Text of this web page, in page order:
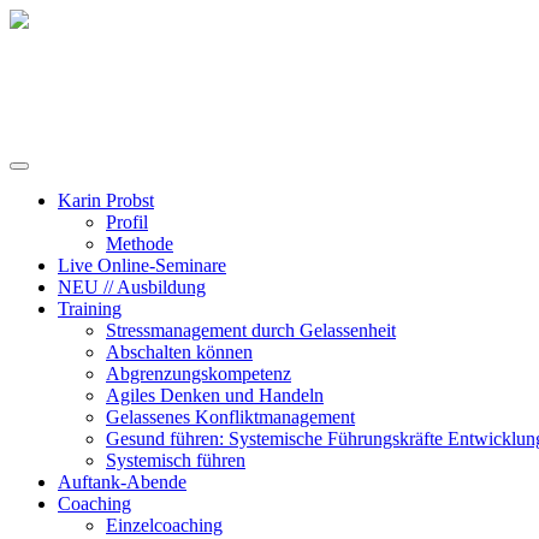
Karin Probst
Profil
Methode
Live Online-Seminare
NEU // Ausbildung
Training
Stressmanagement durch Gelassenheit
Abschalten können
Abgrenzungskompetenz
Agiles Denken und Handeln
Gelassenes Konfliktmanagement
Gesund führen: Systemische Führungskräfte
Systemisch führen
Auftank-Abende
Coaching
Einzelcoaching